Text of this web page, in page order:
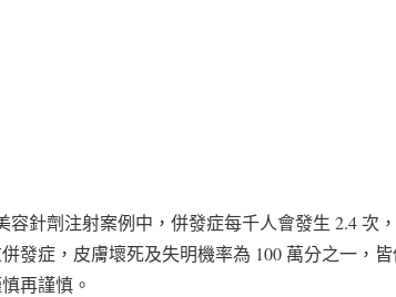
容針劑注射案例中，併發症每千人會發生 2.4 次
發症，皮膚壞死及失明機率為 100 萬分之一，
再謹慎。